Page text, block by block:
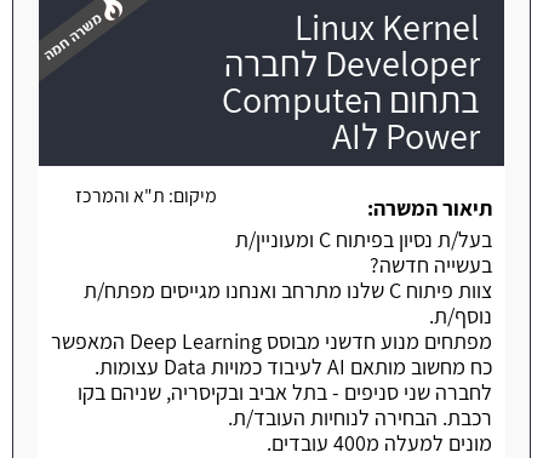
Linux Kernel
Developer לחברה
בתחום הCompute
Power לAI
מיקום: ת"א והמרכז
תיאור המשרה:
בעל/ת נסיון בפיתוח C ומעוניין/ת
בעשייה חדשה?
צוות פיתוח C שלנו מתרחב ואנחנו מגייסים מפתח/ת
נוסף/ת.
מפתחים מנוע חדשני מבוסס Deep Learning המאפשר
כח מחשוב מותאם AI לעיבוד כמויות Data עצומות.
לחברה שני סניפים - בתל אביב ובקיסריה, שניהם בקו
רכבת. הבחירה לנוחיות העובד/ת.
מונים למעלה מ400 עובדים.